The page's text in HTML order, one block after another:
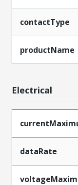
contactType
productName
Electrical
dataRate